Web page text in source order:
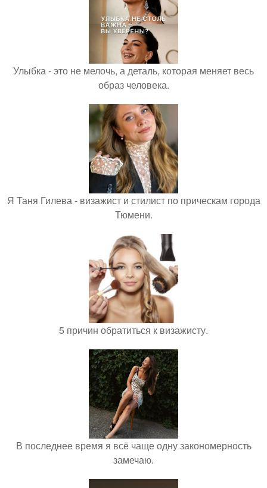
Улыбка - это не мелочь, а деталь, которая меняет весь
образ человека.
Я Таня Гилева - визажист и стилист по прическам города
Тюмени.
5 причин обратиться к визажисту.
В последнее время я всё чаще одну закономерность
замечаю.